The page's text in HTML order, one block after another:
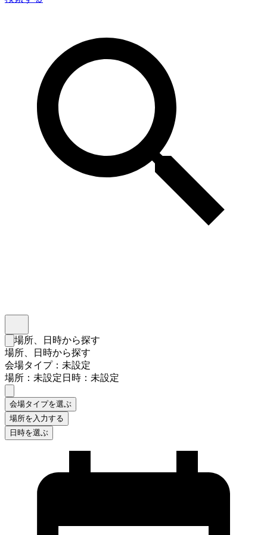
検索フォームを閉じる
場所、日時から探す
場所、日時から探す
会場タイプ：未設定
場所：未設定日時：未設定
会場タイプを選ぶ
場所を入力する
日時を選ぶ